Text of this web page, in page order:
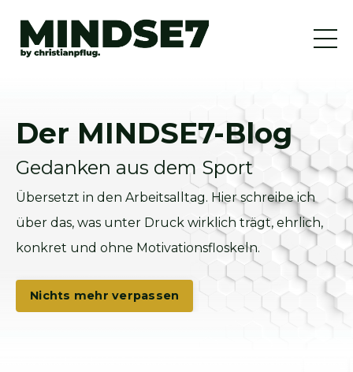
Der MINDSE7-Blog
Gedanken aus dem Sport
Übersetzt in den Arbeitsalltag. Hier schreibe ich
über das, was unter Druck wirklich trägt, ehrlich,
konkret und ohne Motivationsfloskeln.
Nichts mehr verpassen